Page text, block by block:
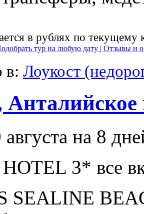
в рублях по текущему
тур на любую дату | Отзывы и
в: Лоукост
на 8
3* все
SEALINE